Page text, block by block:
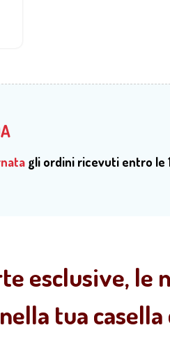
gli ordini ricevuti entro le
esclusive, le
tua casella